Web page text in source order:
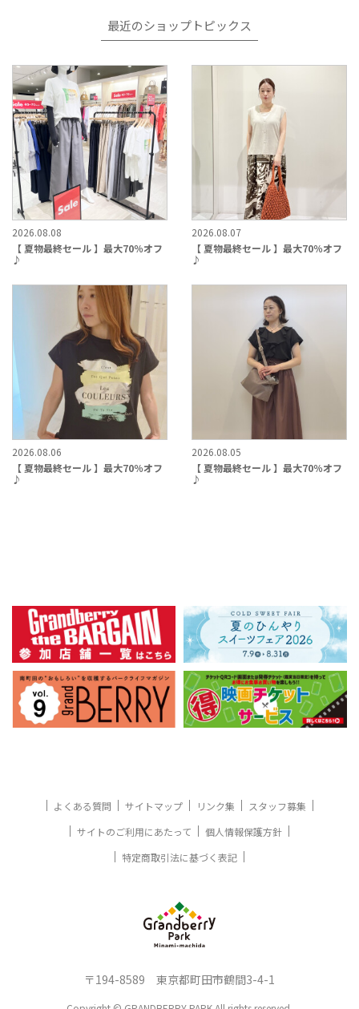
最近のショップトピックス
2026.08.08
【 夏物最終セール 】最大70％オフ
♪
2026.08.07
【 夏物最終セール 】最大70％オフ
♪
2026.08.06
【 夏物最終セール 】最大70％オフ
♪
2026.08.05
【 夏物最終セール 】最大70％オフ
♪
よくある質問 サイトマップ リンク集
スタッフ募集
サイトのご利用にあたって
個人情報保護方針
特定商取引法に基づく表記
〒194-8589 東京都町田市鶴間3-4-1